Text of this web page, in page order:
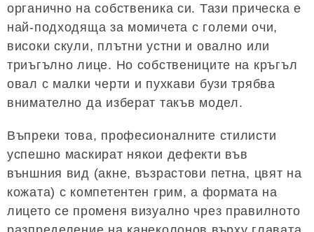
органично на собственика си. Тази прическа е
най-подходяща за момичета с големи очи,
високи скули, плътни устни и овално или
триъгълно лице. Но собствениците на кръгъл
овал с малки черти и пухкави бузи трябва
внимателно да изберат такъв модел.
Въпреки това, професионалните стилисти
успешно маскират някои дефекти във
външния вид (акне, възрастови петна, цвят на
кожата) с компетентен грим, а формата на
лицето се променя визуално чрез правилното